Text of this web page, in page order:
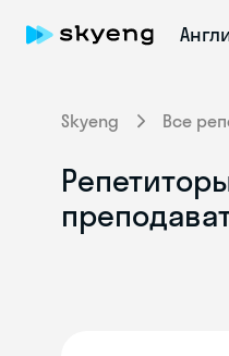
Skyeng Все